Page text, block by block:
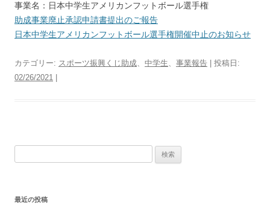
事業名：日本中学生アメリカンフットボール選手権
助成事業廃止承認申請書提出のご報告
日本中学生アメリカンフットボール選手権開催中止のお知らせ
カテゴリー: スポーツ振興くじ助成、 中学生、 事業報告 | 投稿日:
02/26/2021
最近の投稿